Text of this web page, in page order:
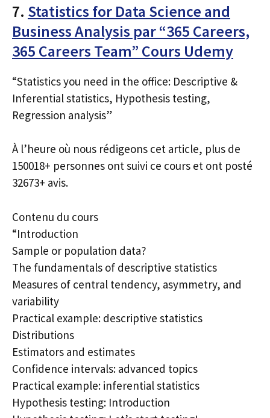
7. Statistics for Data Science and
Business Analysis par “365 Careers,
365 Careers Team” Cours Udemy
“Statistics you need in the office: Descriptive &
Inferential statistics, Hypothesis testing,
Regression analysis”
À l’heure où nous rédigeons cet article, plus de
150018+ personnes ont suivi ce cours et ont posté
32673+ avis.
Contenu du cours
“Introduction
Sample or population data?
The fundamentals of descriptive statistics
Measures of central tendency, asymmetry, and
variability
Practical example: descriptive statistics
Distributions
Estimators and estimates
Confidence intervals: advanced topics
Practical example: inferential statistics
Hypothesis testing: Introduction